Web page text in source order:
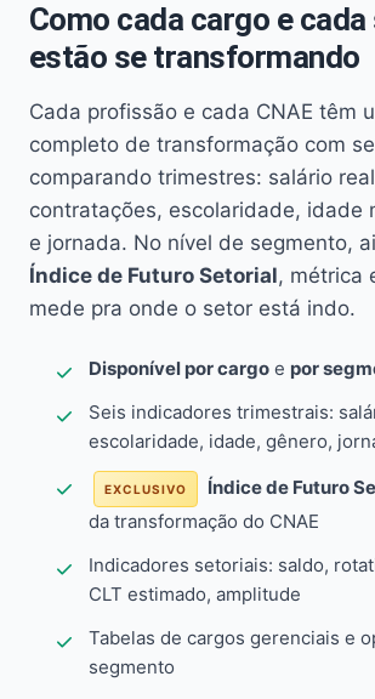
Como cada cargo e
estão se transformando
Cada profissão e cada CNAE têm
completo de transformação com
comparando trimestres: salário
contratações, escolaridade, idade
e jornada. No nível de segmento,
Índice de Futuro Setorial, métrica
mede pra onde o setor está indo.
Disponível por cargo e por
Seis indicadores trimestrais:
escolaridade, idade, gênero,
EXCLUSIVO Índice de Futuro
da transformação do CNAE
Indicadores setoriais: saldo,
CLT estimado, amplitude
Tabelas de cargos gerenciais e
segmento